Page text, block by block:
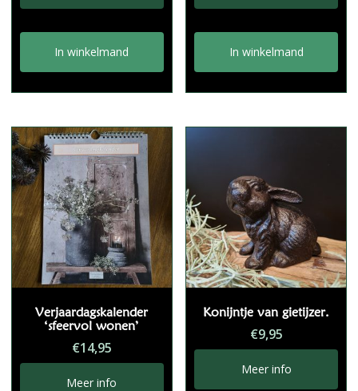
In winkelmand In winkelmand
Verjaardagskalender
‘sfeervol wonen’
€14,95
Meer info
Konijntje van gietijzer.
€9,95
Meer info